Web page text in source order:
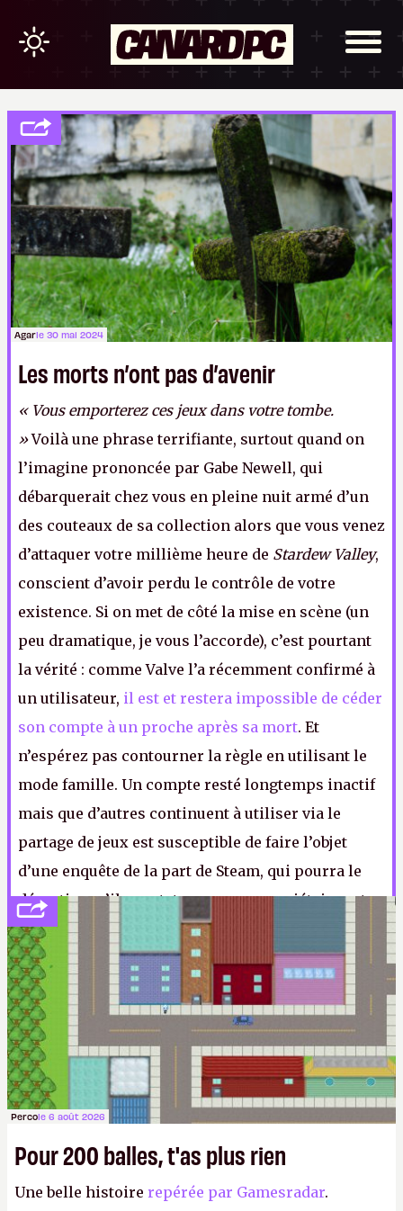
Agarle 30 mai 2024
Les morts n’ont pas d’avenir
« Vous emporterez ces jeux dans votre tombe.
»Voilà une phrase terrifiante, surtout quand on
l’imagine prononcée par Gabe Newell, qui
débarquerait chez vous en pleine nuit armé d’un
des couteaux de sa collection alors que vous venez
d’attaquer votre millième heure de Stardew Valley,
conscient d’avoir perdu le contrôle de votre
existence. Si on met de côté la mise en scène (un
peu dramatique, je vous l’accorde), c’est pourtant
la vérité : comme Valve l’a récemment confirmé à
un utilisateur, il est et restera impossible de céder
son compte à un proche après sa mort. Et
n’espérez pas contourner la règle en utilisant le
mode famille. Un compte resté longtemps inactif
mais que d’autres continuent à utiliser via le
partage de jeux est susceptible de faire l’objet
d’une enquête de la part de Steam, qui pourra le
désactiver s’il constate que son propriétaire est
décédé. Car après tout, quel meilleur moyen de
prouver qu'on aime les familles que de retirer à
des gamins l’accès aux jeux de feu leur père. LFS.
Percole 6 août 2026
Pour 200 balles, t'as plus rien
Une belle histoire repérée par Gamesradar.